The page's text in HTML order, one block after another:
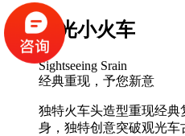
观光小火车
Sightseeing Srain
经典重现，予您新意
独特火车头造型重现经
身，独特创意突破观光